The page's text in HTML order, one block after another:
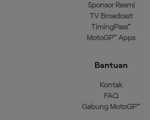
Sponsor Resmi
TV Broadcast
TimingPass™
MotoGP™ Apps
Bantuan
Kontak
FAQ
Gabung MotoGP™